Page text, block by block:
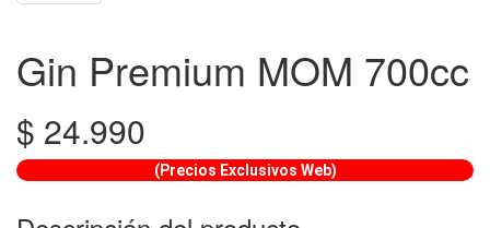
Gin Premium MOM 700cc
$ 24.990
(Precios Exclusivos Web)